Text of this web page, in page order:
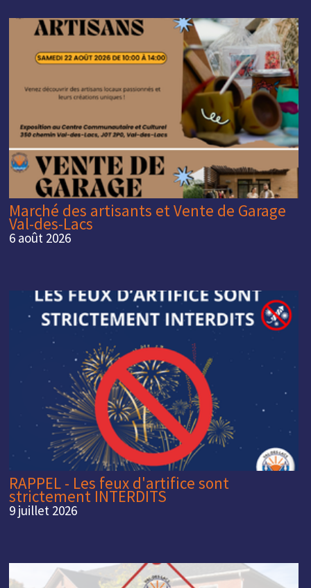
Marché des artisants et Vente de Garage
Val-des-Lacs
6 août 2026
RAPPEL - Les feux d'artifice sont
strictement INTERDITS
9 juillet 2026